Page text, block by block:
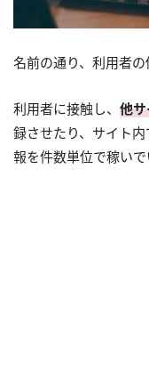
名前の通り、利用者の
利用者に接触し、 他
録させたり、サイト
報を件数単位で稼いで